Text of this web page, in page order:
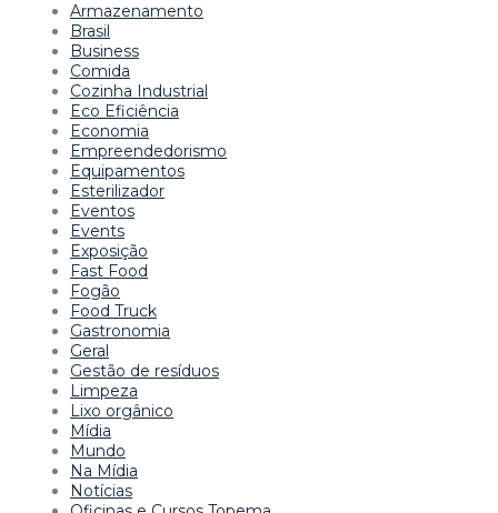
Armazenamento
Brasil
Business
Comida
Cozinha Industrial
Eco Eficiência
Economia
Empreendedorismo
Equipamentos
Esterilizador
Eventos
Events
Exposição
Fast Food
Fogão
Food Truck
Gastronomia
Geral
Gestão de resíduos
Limpeza
Lixo orgânico
Mídia
Mundo
Na Mídia
Notícias